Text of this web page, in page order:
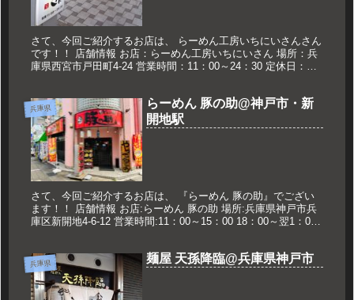
さて、今回ご紹介するお店は、 らーめん工房いちにいさんさん
です！！ 店舗情報 お店：らーめん工房いちにいさん 場所：兵
庫県西宮市戸田町4-24 営業時間：11：00～24：30 定休日：不
兵庫県
らーめん 豚の助@神戸市・新
開地駅
さて、今回ご紹介するお店は、 『らーめん 豚の助』でござい
ます！！ 店舗情報 お店:らーめん 豚の助 場所:兵庫県神戸市兵
庫区新開地4-6-12 営業時間:11：00～15：00 18：00～翌1：00
兵庫県 麺屋 天孫降臨@兵庫県神戸市